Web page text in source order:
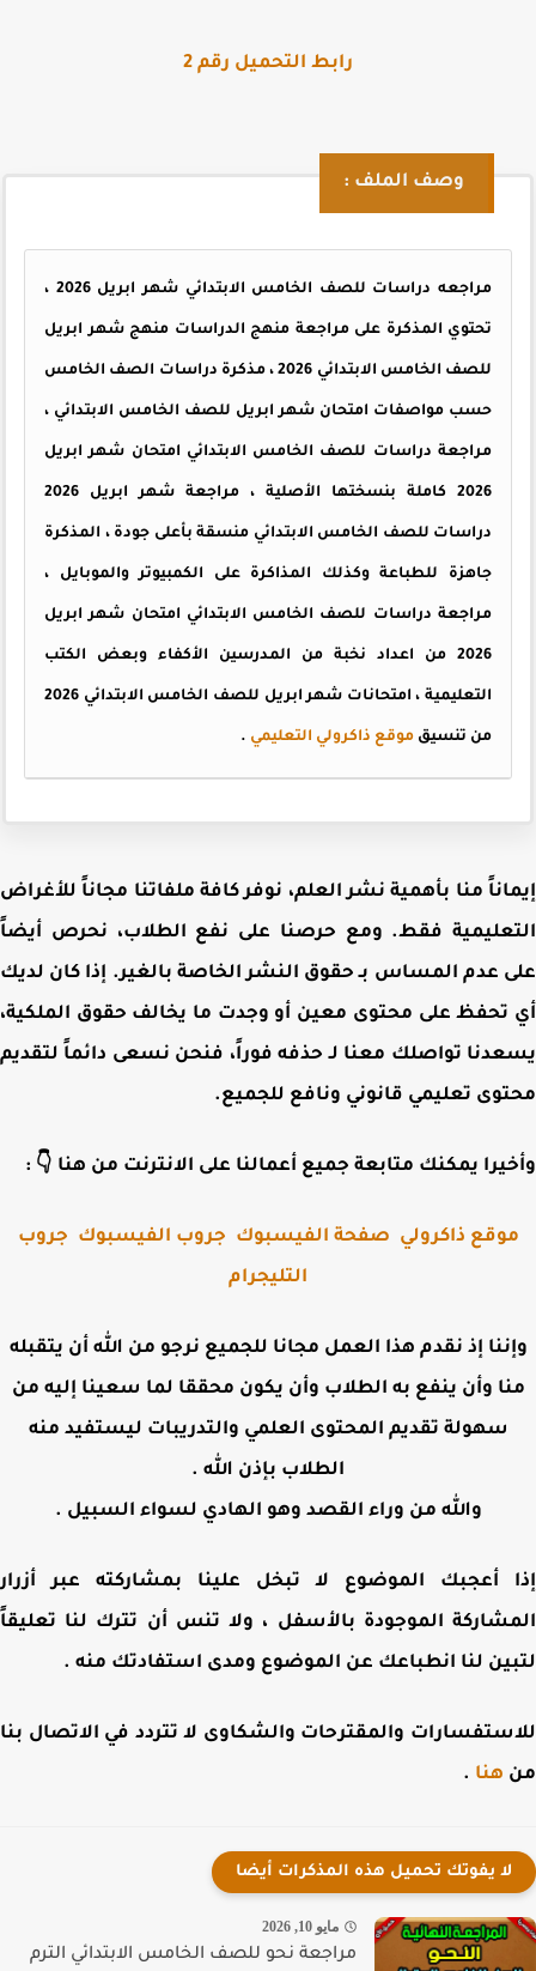
رابط التحميل رقم 2
وصف الملف :
مراجعه دراسات للصف الخامس الابتدائي شهر ابريل 2026 ،
تحتوي المذكرة على مراجعة منهج الدراسات منهج شهر ابريل
للصف الخامس الابتدائي 2026 ، مذكرة دراسات الصف الخامس
حسب مواصفات امتحان شهر ابريل للصف الخامس الابتدائي ،
مراجعة دراسات للصف الخامس الابتدائي امتحان شهر ابريل
2026 كاملة بنسختها الأصلية ، مراجعة شهر ابريل 2026
دراسات للصف الخامس الابتدائي منسقة بأعلى جودة ، المذكرة
جاهزة للطباعة وكذلك المذاكرة على الكمبيوتر والموبايل ،
مراجعة دراسات للصف الخامس الابتدائي امتحان شهر ابريل
2026 من اعداد نخبة من المدرسين الأكفاء وبعض الكتب
التعليمية ، امتحانات شهر ابريل للصف الخامس الابتدائي 2026
من تنسيقموقع ذاكرولي التعليمي.
منا بأهمية نشر العلم، نوفر كافة ملفاتنا مجاناً للأغراض
فقط. ومع حرصنا على نفع الطلاب، نحرص أيضاً
عدم المساس بـ حقوق النشر الخاصة بالغير. إذا كان لديك
تحفظ على محتوى معين أو وجدت ما يخالف حقوق الملكية،
تواصلك معنا لـ حذفه فوراً، فنحن نسعى دائماً لتقديم
تعليمي قانوني ونافع للجميع.
يمكنك متابعة جميع أعمالنا على الانترنت من هنا 👇 :
ذاكرولي صفحة الفيسبوك جروب الفيسبوك جروب
التليجرام
إذ نقدم هذا العمل مجانا للجميع نرجو من الله أن يتقبله
وأن ينفع به الطلاب وأن يكون محققا لما سعينا إليه من
سهولة تقديم المحتوى العلمي والتدريبات ليستفيد منه
الطلاب بإذن الله .
والله من وراء القصد وهو الهادي لسواء السبيل .
أعجبك الموضوع لا تبخل علينا بمشاركته عبر أزرار
الموجودة بالأسفل ، ولا تنس أن تترك لنا تعليقاً
لنا انطباعك عن الموضوع ومدى استفادتك منه .
والمقترحات والشكاوى لا تتردد في الاتصال بنا
هنا.
لا يفوتك تحميل هذه المذكرات أيضا
مايو 10, 2026
مراجعة نحو للصف الخامس الابتدائي الترم